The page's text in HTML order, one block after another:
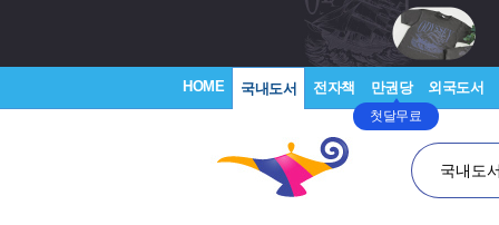
HOME 국내도서 전자책 만권당
첫달무료
외국도서
국내도